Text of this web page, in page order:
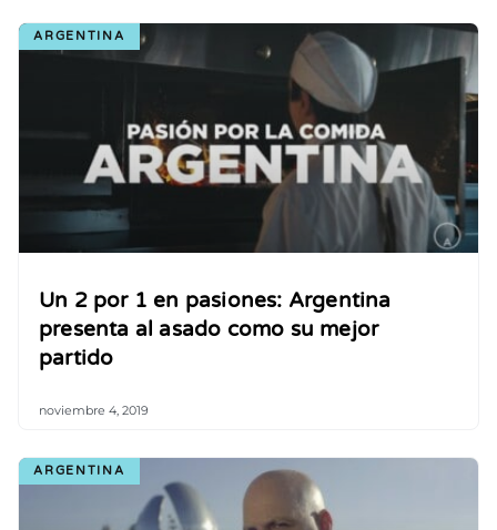
ARGENTINA
Un 2 por 1 en pasiones: Argentina
presenta al asado como su mejor
partido
noviembre 4, 2019
ARGENTINA